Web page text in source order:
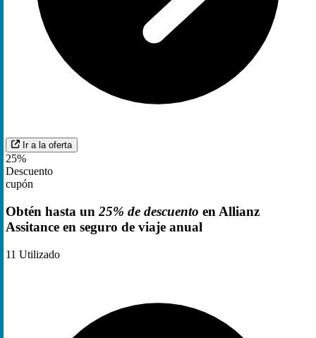
Ir a la oferta
25%
Descuento
cupón
Obtén hasta un 25% de descuento en Allianz
Assitance en seguro de viaje anual
11 Utilizado